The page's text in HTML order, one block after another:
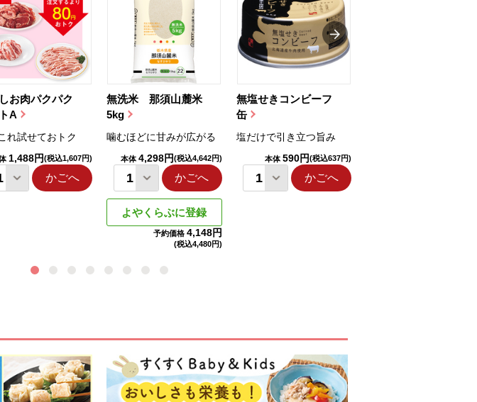
お肉パクパク
A
れ試せておトク
1,488円(税込1,607円)
かごへ
無洗米 那須山麓米
5kg
噛むほどに甘みが広がる
本体 4,298円(税込4,642円)
かごへ
よやくらぶに登録
予約価格 4,148円
(税込4,480円)
無塩せきコンビーフ
缶
塩だけで引き立つ旨み
本体 590円(税込637円)
かごへ